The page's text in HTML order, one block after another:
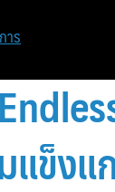
ข็งแ
าร